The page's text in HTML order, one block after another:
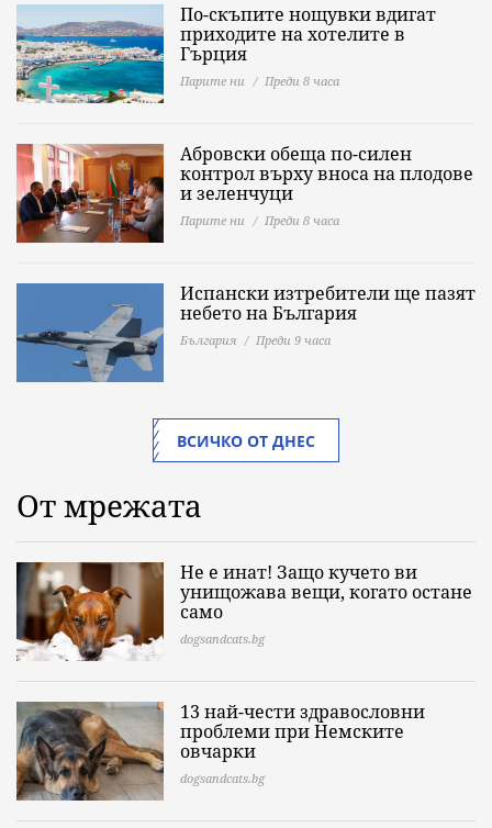
По-скъпите нощувки вдигат
приходите на хотелите в
Гърция
Парите ни Преди 8 часа
Абровски обеща по-силен
контрол върху вноса на плодове
и зеленчуци
Парите ни Преди 8 часа
Испански изтребители ще пазят
небето на България
България Преди 9 часа
ВСИЧКО ОТ ДНЕС
От мрежата
Не е инат! Защо кучето ви
унищожава вещи, когато остане
само
dogsandcats.bg
13 най-чести здравословни
проблеми при Немските
овчарки
dogsandcats.bg